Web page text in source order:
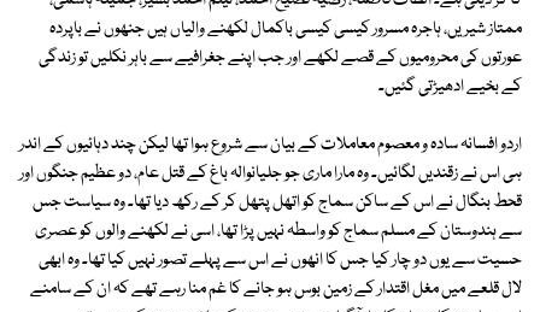
ممتاز شیریں، ہاجرہ مسرور کیسی کیسی باکمال لکھنے والیاں ہیں جنھوں نے باپردہ
عورتوں کی محرومیوں کے قصے لکھے اور جب اپنے جغرافیے سے باہر نکلیں تو زندگی
کے بخیے ادھیڑتی گئیں۔
اردو افسانہ سادہ و معصوم معاملات کے بیان سے شروع ہوا تھا لیکن چند دہائیوں کے اندر
ہی اس نے زقندیں لگائیں۔ وہ مارا ماری جو جلیانوالہ باغ کے قتل عام، دو عظیم جنگوں اور
قحط بنگال نے اس کے ساکن سماج کو اتھل پتھل کر کے رکھ دیا تھا۔ وہ سیاست جس
سے ہندوستان کے مسلم سماج کو واسطہ نہیں پڑا تھا، اسی نے لکھنے والوں کو عصری
حسیت سے یوں دو چار کیا جس کا انھوں نے اس سے پہلے تصور نہیں کیا تھا۔ وہ ابھی
لال قلعے میں مغل اقتدار کے زمین بوس ہو جانے کا غم منا رہے تھے کہ ان کے سامنے